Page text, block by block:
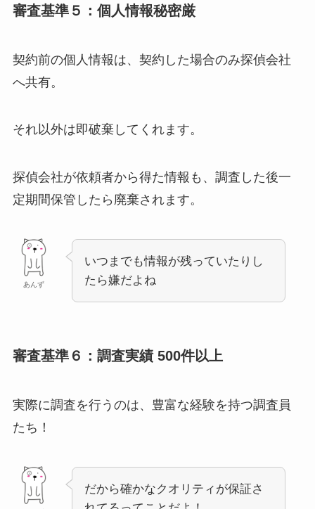
審査基準５：個人情報秘密厳
契約前の個人情報は、契約した場合のみ探偵会社
へ共有。
それ以外は即破棄してくれます。
探偵会社が依頼者から得た情報も、調査した後一
定期間保管したら廃棄されます。
あんず
いつまでも情報が残っていたりし
たら嫌だよね
審査基準６：調査実績 500件以上
実際に調査を行うのは、豊富な経験を持つ調査員
たち！
だから確かなクオリティが保証さ